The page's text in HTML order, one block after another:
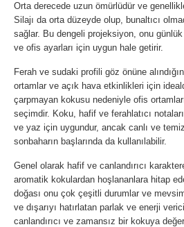
Orta derecede uzun ömürlüdür ve
Silajı da orta düzeyde olup, bunaltıcı
sağlar. Bu dengeli projeksiyon, onu
ve ofis ayarları için uygun hale getirir.
Ferah ve sudaki profili göz önüne
ortamlar ve açık hava etkinlikleri için
çarpmayan kokusu nedeniyle ofis
seçimdir. Koku, hafif ve ferahlatıcı
ve yaz için uygundur, ancak canlı ve
sonbaharın başlarında da kullanılabilir.
Genel olarak hafif ve canlandırıcı
aromatik kokulardan hoşlananlara hitap
doğası onu çok çeşitli durumlar ve
ve dışarıyı hatırlatan parlak ve enerji
canlandırıcı ve zamansız bir kokuya